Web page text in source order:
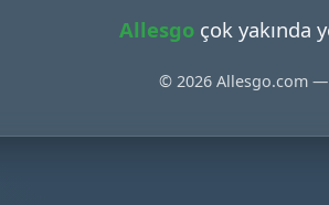
Allesgo çok yakında
© 2026 Allesgo.com —